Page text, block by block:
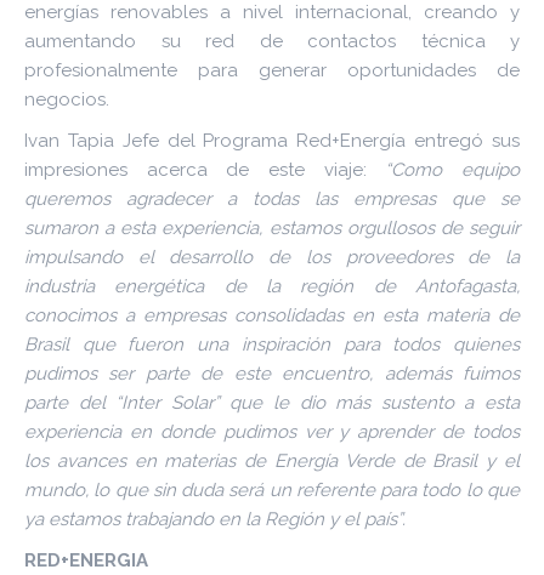
energías renovables a nivel internacional, creando y
aumentando su red de contactos técnica y
profesionalmente para generar oportunidades de
negocios.
Ivan Tapia Jefe del Programa Red+Energía entregó sus
impresiones acerca de este viaje:
“Como equipo
queremos agradecer a todas las empresas que se
sumaron a esta experiencia, estamos orgullosos de seguir
impulsando el desarrollo de los proveedores de la
industria energética de la región de Antofagasta,
conocimos a empresas consolidadas en esta materia de
Brasil que fueron una inspiración para todos quienes
pudimos ser parte de este encuentro, además fuimos
parte del “Inter Solar” que le dio más sustento a esta
experiencia en donde pudimos ver y aprender de todos
los avances en materias de Energía Verde de Brasil y el
mundo, lo que sin duda será un referente para todo lo que
ya estamos trabajando en la Región y el país”.
RED+ENERGIA